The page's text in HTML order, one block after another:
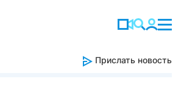
Прислать новость